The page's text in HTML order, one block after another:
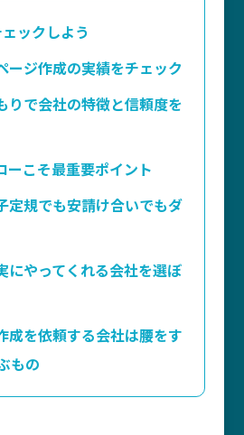
ックしよう
ージ作成の実績をチェック
りで会社の特徴と信頼度を
ーこそ最重要ポイント
定規でも安請け合いでもダ
にやってくれる会社を選ぼ
成を依頼する会社は腰をす
もの